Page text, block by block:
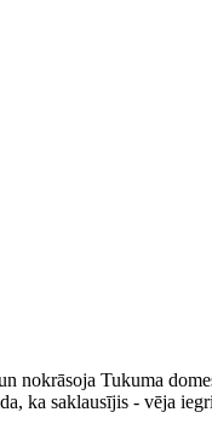
nokrāsoja Tukuma
ka saklausījis - vēja